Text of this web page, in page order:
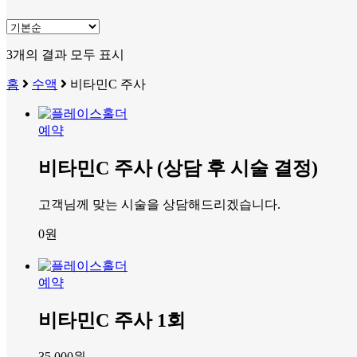
3개의 결과 모두 표시
홈 수액 비타민C 주사
예약
비타민C 주사 (상담 후 시술 결정)
고객님께 맞는 시술을 상담해드리겠습니다.
0원
예약
비타민C 주사 1회